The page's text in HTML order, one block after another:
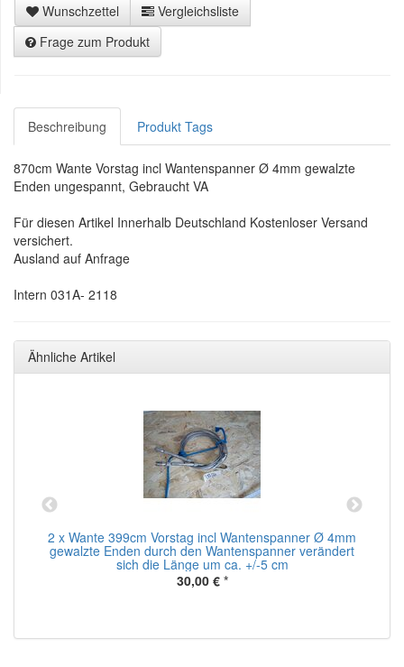
Wunschzettel
Vergleichsliste
Frage zum Produkt
Beschreibung Produkt Tags
870cm Wante Vorstag incl Wantenspanner Ø 4mm gewalzte
Enden ungespannt, Gebraucht VA
Für diesen Artikel Innerhalb Deutschland Kostenloser Versand
versichert.
Ausland auf Anfrage
Intern 031A- 2118
Ähnliche Artikel
2 x Wante 399cm Vorstag incl Wantenspanner Ø 4mm
gewalzte Enden durch den Wantenspanner verändert
sich die Länge um ca. +/-5 cm
30,00 € *